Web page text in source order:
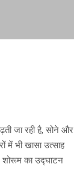
जा रही है, सोने और
में भी खासा उत्साह
शोरूम का उद्घाटन